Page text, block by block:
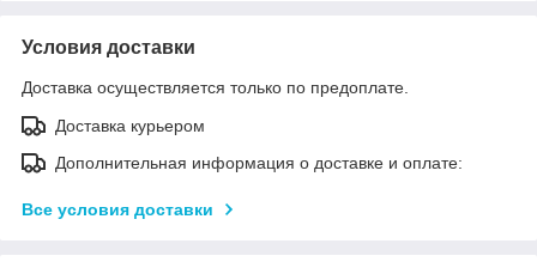
Условия доставки
Доставка осуществляется только по предоплате.
Доставка курьером
Дополнительная информация о доставке и оплате:
Все условия доставки